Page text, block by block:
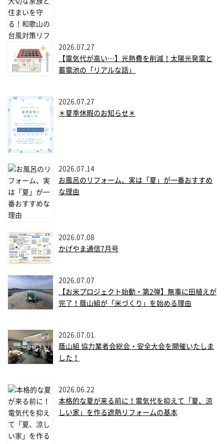
2026.07.27
【電気代が高い…】光熱費を削減！太陽光発電と
蓄電池の「リアルな話」
2026.07.27
＊夏季休暇のお知らせ＊
2026.07.14
お風呂のリフォーム、実は「夏」が一番おすすめ
な理由
2026.07.08
かげやま通信7月号
2026.07.07
【お米プロジェクト始動・第2弾】無事に田植えが
完了！蔭山組が「米づくり」を始める理由
2026.07.01
蔭山組 協力業者会総会・安全大会を開催いたしま
した！
2026.06.22
本格的な夏が来る前に！電気代を抑えて「夏、涼
しい家」を作る遮熱リフォームの基本